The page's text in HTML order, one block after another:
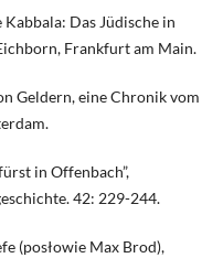
Das Jüdische in
Frankfurt am Main.
Geldern, eine Chronik vom
in Offenbach”,
42: 229-244.
(posłowie Max Brod),